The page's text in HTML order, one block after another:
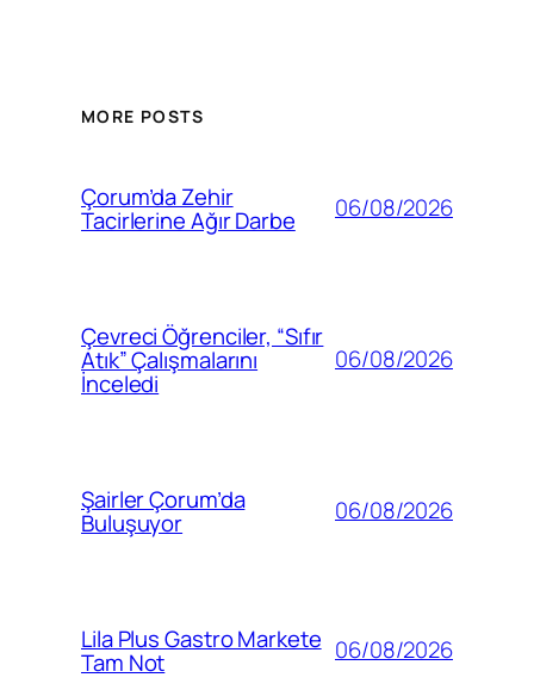
MORE POSTS
Çorum’da Zehir
Tacirlerine Ağır Darbe 06/08/2026
Çevreci Öğrenciler, “Sıfır
Atık” Çalışmalarını
İnceledi
06/08/2026
Şairler Çorum’da
Buluşuyor 06/08/2026
Lila Plus Gastro Markete
Tam Not 06/08/2026